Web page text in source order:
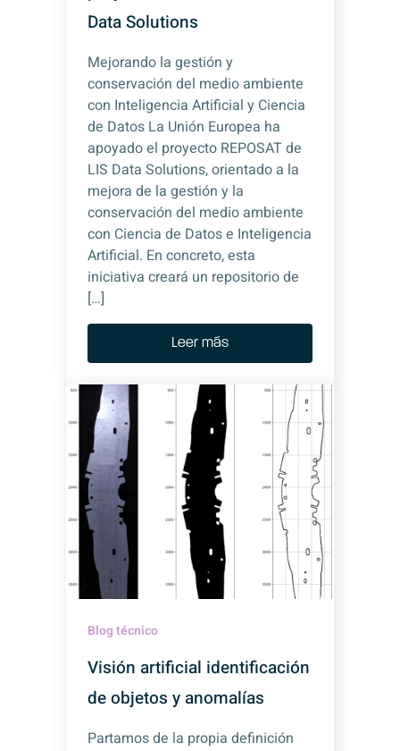
Data Solutions
Mejorando la gestión y
conservación del medio ambiente
con Inteligencia Artificial y Ciencia
de Datos La Unión Europea ha
apoyado el proyecto REPOSAT de
LIS Data Solutions, orientado a la
mejora de la gestión y la
conservación del medio ambiente
con Ciencia de Datos e Inteligencia
Artificial. En concreto, esta
iniciativa creará un repositorio de
[…]
Leer más
Blog técnico
Visión artificial identificación
de objetos y anomalías
Partamos de la propia definición